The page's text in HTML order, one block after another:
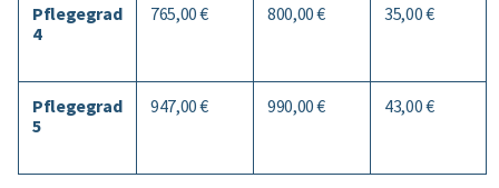
Pflegegrad
4
765,00 € 800,00 € 35,00 €
Pflegegrad
5
947,00 € 990,00 € 43,00 €